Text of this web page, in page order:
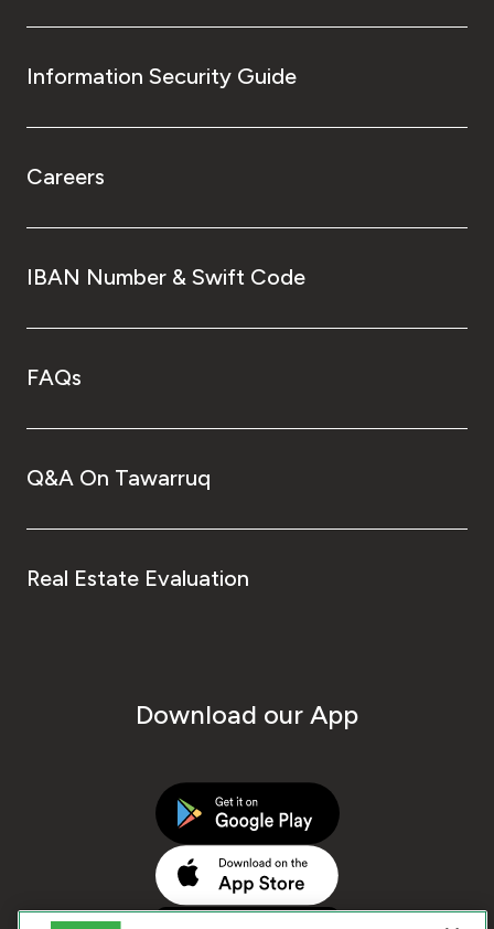
Information Security Guide
Careers
IBAN Number & Swift Code
FAQs
Q&A On Tawarruq
Real Estate Evaluation
Download our App